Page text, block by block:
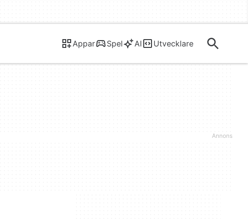
Appar Spel AI Utvecklare